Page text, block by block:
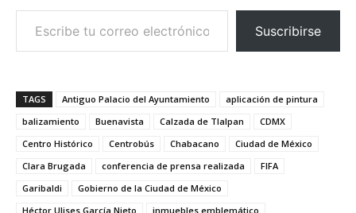
Escribe tu correo electrónico…
Suscribirse
TAGS Antiguo Palacio del Ayuntamiento
aplicación de pintura
balizamiento
Buenavista Calzada de Tlalpan
CDMX
Centro Histórico
Centrobús Chabacano
Ciudad de México
Clara Brugada
conferencia de prensa realizada
FIFA
Garibaldi
Gobierno de la Ciudad de México
Héctor Ulises García Nieto
inmuebles emblemático